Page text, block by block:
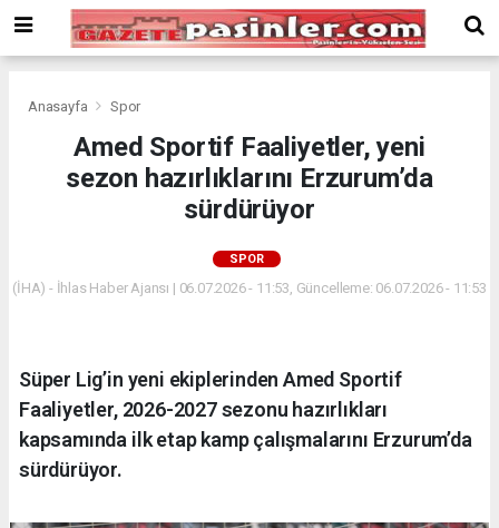
Bonusu
Veren
deneme
Yeni
Anasayfa Spor
Amed Sportif Faaliyetler, yeni
sezon hazırlıklarını Erzurum’da
sürdürüyor
SPOR
(İHA) - İhlas Haber Ajansı | 06.07.2026 - 11:53, Güncelleme: 06.07.2026 - 11:53
Süper Lig’in yeni ekiplerinden Amed Sportif
Faaliyetler, 2026-2027 sezonu hazırlıkları
kapsamında ilk etap kamp çalışmalarını Erzurum’da
sürdürüyor.